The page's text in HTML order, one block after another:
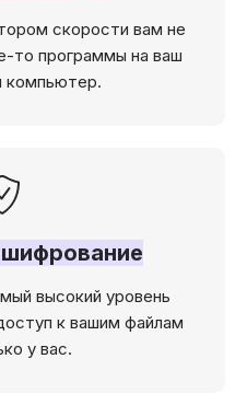
скорости вам не
то программы на ваш
компьютер.
высокий уровень
к вашим файлам
у вас.